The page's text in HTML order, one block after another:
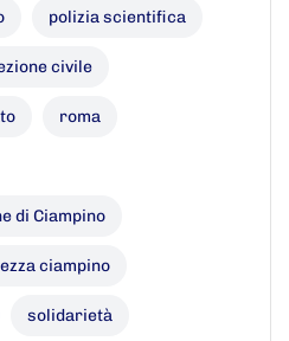
polizia scientifica
civile
roma
di Ciampino
ciampino
solidarietà